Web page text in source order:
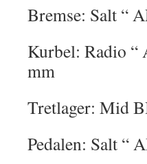
Bremse: Salt “
Kurbel: Radio
mm
Tretlager: Mid
Pedalen: Salt “